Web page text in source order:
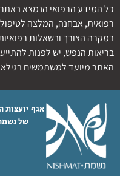
כל המידע הרפואי הנמצא באתר
רפואית, אבחנה, המלצה
במקרה הצורך ובשאלות
בריאות הנפש, יש לפנות
האתר מיועד למשתמשים בגילאי
אגף יועצות
של